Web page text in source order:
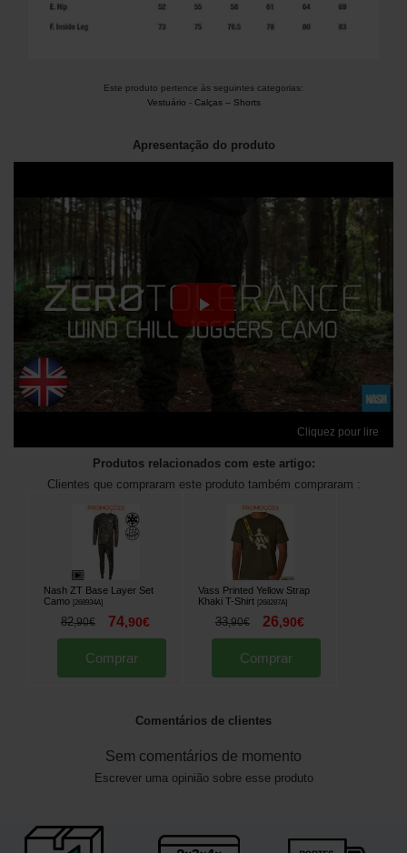
Este produto pertence às seguintes categorias:
Vestuário - Calças – Shorts
Apresentação do produto
Cliquez pour lire
Produtos relacionados com este artigo:
Clientes que compraram este produto também compraram :
Nash ZT Base Layer Set
Camo [268934A]
82,90€ 74,90€
Comprar
Vass Printed Yellow Strap
Khaki T-Shirt [268287A]
33,90€ 26,90€
Comprar
Comentários de clientes
Sem comentários de momento
Escrever uma opinião sobre esse produto